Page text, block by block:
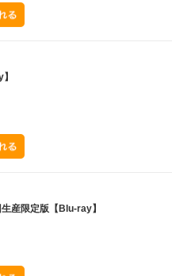
産限定版【Blu-ray】